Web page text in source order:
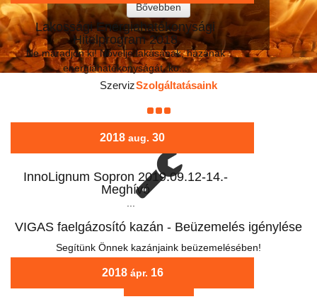
Bővebben
SzervizSzolgáltatásaink
VIGAS faelgázosító kazán - Beüzemelés igénylése
Segítünk Önnek kazánjaink beüzemelésében!
Lakossági Energiahatékonysági
Hitelprogram 2018
Ne maradjon ki! Növelje lakásának, házának
energiahatékonyságát, ko...
2018 aug. 30
InnoLignum Sopron 2019.09.12-14.-
Meghívó
2018 ápr. 16